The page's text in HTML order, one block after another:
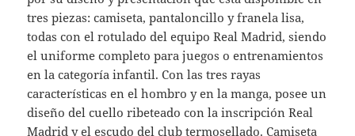
tres piezas: camiseta, pantaloncillo y franela lisa,
todas con el rotulado del equipo Real Madrid, siendo
el uniforme completo para juegos o entrenamientos
en la categoría infantil. Con las tres rayas
características en el hombro y en la manga, posee un
diseño del cuello ribeteado con la inscripción Real
Madrid y el escudo del club termosellado. Camiseta